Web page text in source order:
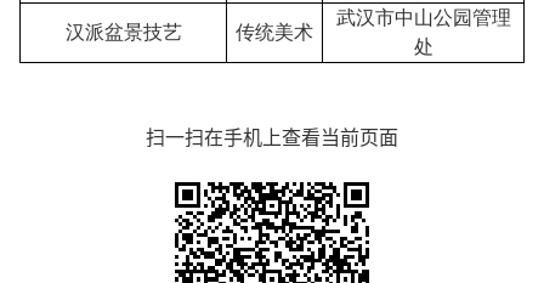
汉派盆景技艺 传统美术
武汉市中山公园管理
处
扫一扫在手机上查看当前页面